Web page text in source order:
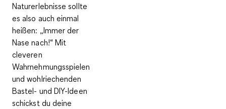
Naturerlebnisse sollte
es also auch einmal
heißen: „Immer der
Nase nach!“ Mit
cleveren
Wahrnehmungsspielen
und wohlriechenden
Bastel- und DIY-Ideen
schickst du deine